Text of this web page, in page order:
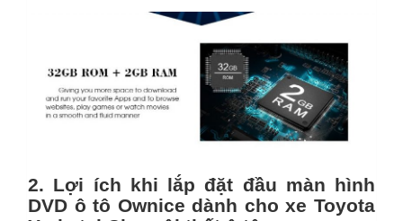
2. Lợi ích khi lắp đặt đầu màn hình
DVD ô tô Ownice dành cho xe Toyota